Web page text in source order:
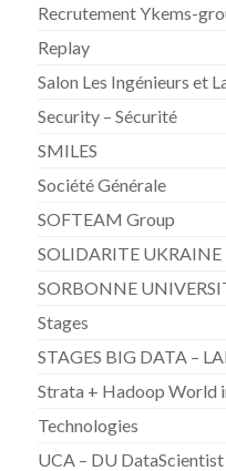
Recrutement Ykems-
Replay
Salon Les Ingénieurs et
Security – Sécurité
SMILES
Société Générale
SOFTEAM Group
SOLIDARITE UKRAINE
SORBONNE
Stages
STAGES BIG DATA –
Strata + Hadoop World
Technologies
UCA – DU DataScientist